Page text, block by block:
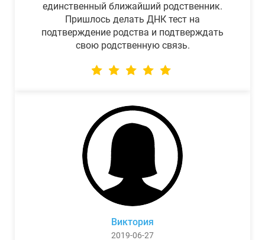
единственный ближайший родственник.
Пришлось делать ДНК тест на
подтверждение родства и подтверждать
свою родственную связь.
Виктория
2019-06-27